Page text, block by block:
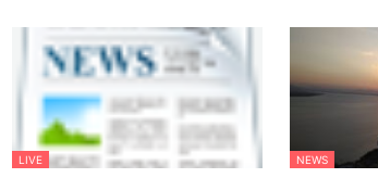
LIVE NEWS